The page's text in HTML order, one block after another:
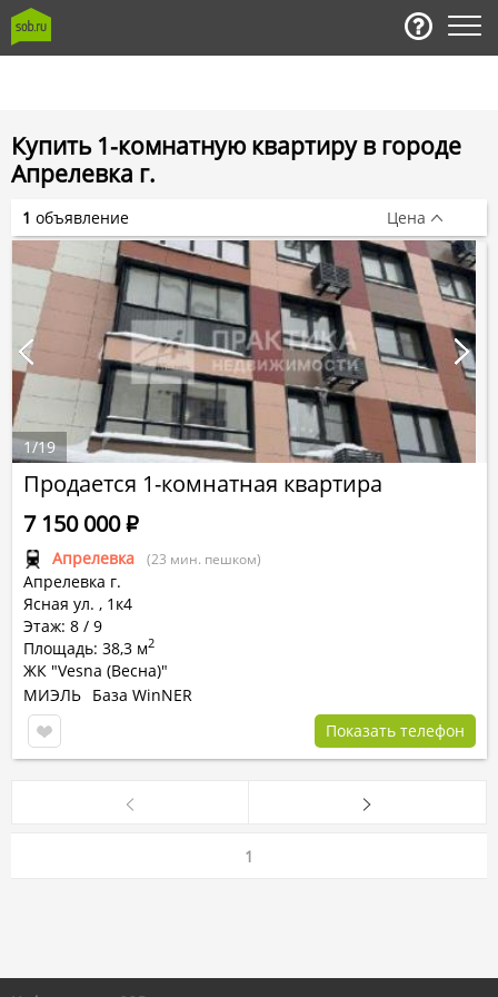
Купить 1-комнатную квартиру в городе
Апрелевка г.
Продается 1-комнатная квартира
Апрелевка (23 мин. пешком)
Апрелевка г.
Ясная ул. , 1к4
Этаж: 8 / 9
Площадь: 38,3 м2
ЖК "Vesna (Весна)"
7 150 000Р
МИЭЛЬ База WinNER
Показать телефон
1/19
1 объявление Цена
1